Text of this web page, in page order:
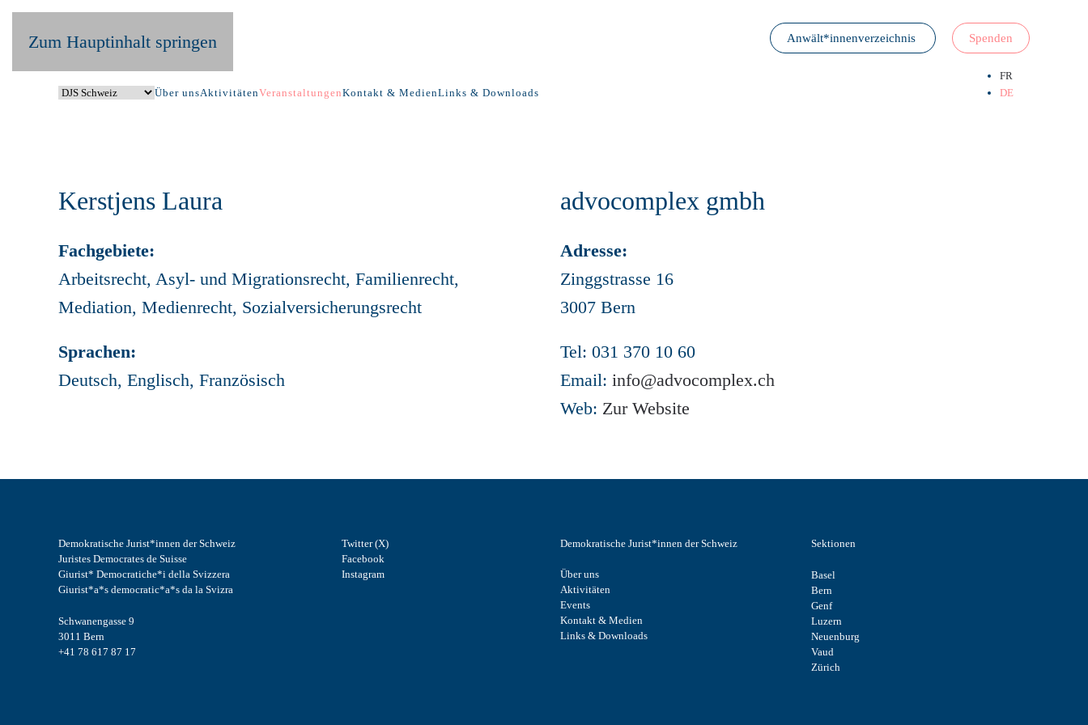
Zum Hauptinhalt springen Anwält*innenverzeichnis Spenden
Über unsAktivitätenVeranstaltungenKontakt & MedienLinks & Downloads
FR
DE
Kerstjens Laura
Fachgebiete:
Arbeitsrecht, Asyl- und Migrationsrecht, Familienrecht,
Mediation, Medienrecht, Sozialversicherungsrecht
Sprachen:
Deutsch, Englisch, Französisch
advocomplex gmbh
Adresse:
Zinggstrasse 16
3007 Bern
Tel: 031 370 10 60
Email: info@advocomplex.ch
Web: Zur Website
Demokratische Jurist*innen der Schweiz
Juristes Democrates de Suisse
Giurist* Democratiche*i della Svizzera
Giurist*a*s democratic*a*s da la Svizra
Schwanengasse 9
3011 Bern
+41 78 617 87 17
Twitter (X)
Facebook
Instagram
Demokratische Jurist*innen der Schweiz
Über uns
Aktivitäten
Events
Kontakt & Medien
Links & Downloads
Sektionen
Basel
Bern
Genf
Luzern
Neuenburg
Vaud
Zürich